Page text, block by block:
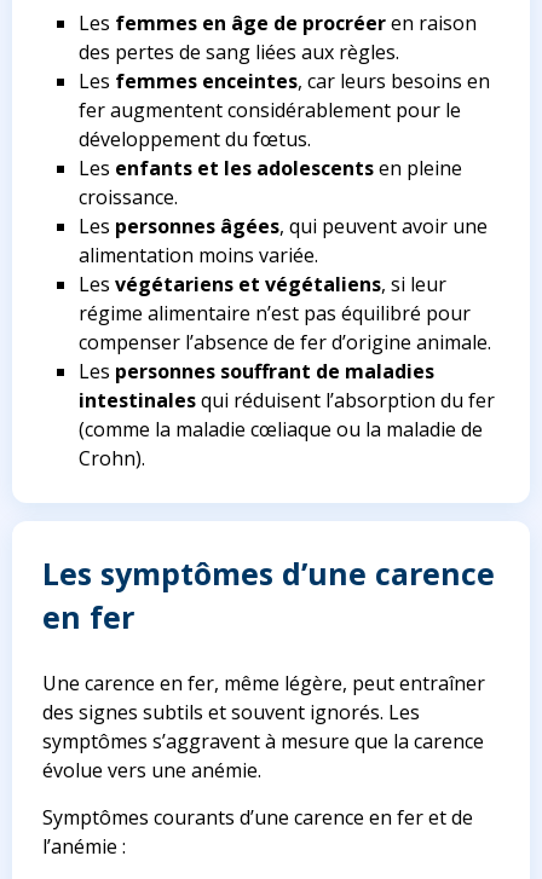
Les femmes en âge de procréeren raison
des pertes de sang liées aux règles.
Les femmes enceintes, car leurs besoins en
fer augmentent considérablement pour le
développement du fœtus.
Les enfants et les adolescentsen pleine
croissance.
Les personnes âgées, qui peuvent avoir une
alimentation moins variée.
Les végétariens et végétaliens, si leur
régime alimentaire n’est pas équilibré pour
compenser l’absence de fer d’origine animale.
Les personnes souffrant de maladies
intestinalesqui réduisent l’absorption du fer
(comme la maladie cœliaque ou la maladie de
Crohn).
Les symptômes d’une carence
en fer
Une carence en fer, même légère, peut entraîner
des signes subtils et souvent ignorés. Les
symptômes s’aggravent à mesure que la carence
évolue vers une anémie.
Symptômes courants d’une carence en fer et de
l’anémie :